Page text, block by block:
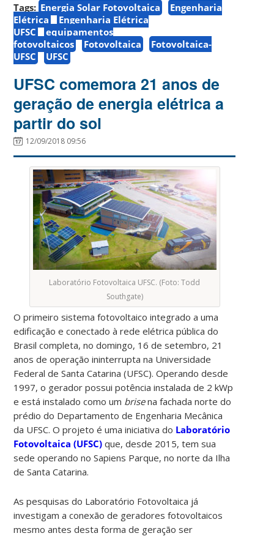
Tags: Energia Solar Fotovoltaica
Engenharia
Elétrica
Engenharia Elétrica
UFSC
equipamentos
fotovoltaicos
Fotovoltaica
Fotovoltaica-
UFSC
UFSC
UFSC comemora 21 anos de
geração de energia elétrica a
partir do sol
12/09/2018 09:56
Laboratório Fotovoltaica UFSC. (Foto: Todd
Southgate)
O primeiro sistema fotovoltaico integrado a uma
edificação e conectado à rede elétrica pública do
Brasil completa, no domingo, 16 de setembro, 21
anos de operação ininterrupta na Universidade
Federal de Santa Catarina (UFSC). Operando desde
1997, o gerador possui potência instalada de 2 kWp
e está instalado como um brisena fachada norte do
prédio do Departamento de Engenharia Mecânica
da UFSC. O projeto é uma iniciativa do Laboratório
Fotovoltaica (UFSC) que, desde 2015, tem sua
sede operando no Sapiens Parque, no norte da Ilha
de Santa Catarina.
As pesquisas do Laboratório Fotovoltaica já
investigam a conexão de geradores fotovoltaicos
mesmo antes desta forma de geração ser